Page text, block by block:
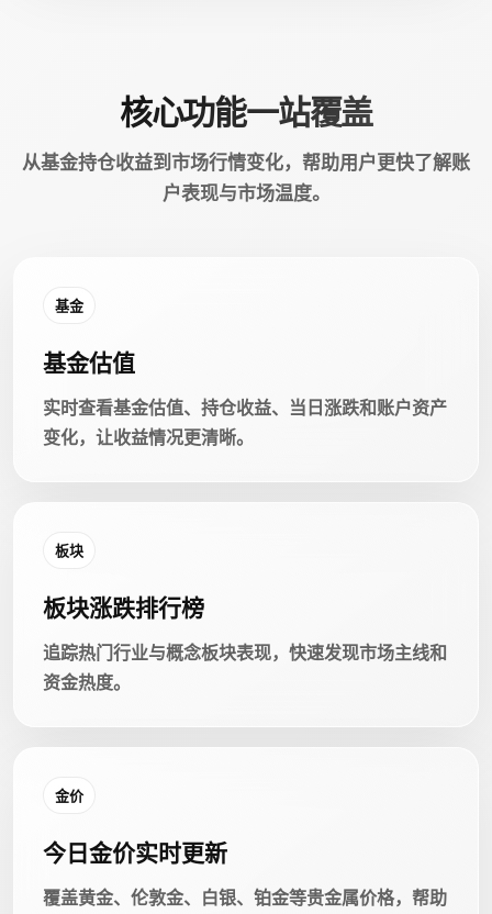
核心功能一站覆盖
从基金持仓收益到市场行情变化，帮助用户更快了解账
户表现与市场温度。
基金
基金估值
实时查看基金估值、持仓收益、当日涨跌和账户资产
变化，让收益情况更清晰。
板块
板块涨跌排行榜
追踪热门行业与概念板块表现，快速发现市场主线和
资金热度。
金价
今日金价实时更新
覆盖黄金、伦敦金、白银、铂金等贵金属价格，帮助